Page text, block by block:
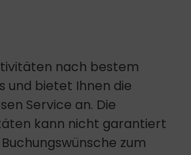
nach bestem
und bietet Ihnen die
Service an. Die
kann nicht garantiert
zum